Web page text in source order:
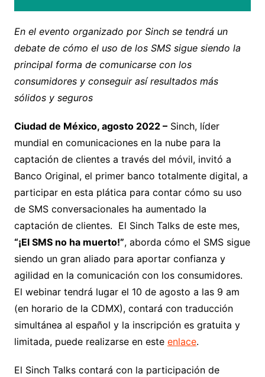
En el evento organizado por Sinch se tendrá un
debate de cómo el uso de los SMS sigue siendo la
principal forma de comunicarse con los
consumidores y conseguir así resultados más
sólidos y seguros
Ciudad de México, agosto 2022 –Sinch, líder
mundial en comunicaciones en la nube para la
captación de clientes a través del móvil, invitó a
Banco Original, el primer banco totalmente digital, a
participar en esta plática para contar cómo su uso
de SMS conversacionales ha aumentado la
captación de clientes. El Sinch Talks de este mes,
“¡El SMS no ha muerto!”, aborda cómo el SMS sigue
siendo un gran aliado para aportar confianza y
agilidad en la comunicación con los consumidores.
El webinar tendrá lugar el 10 de agosto a las 9 am
(en horario de la CDMX), contará con traducción
simultánea al español y la inscripción es gratuita y
limitada, puede realizarse en este enlace.
El Sinch Talks contará con la participación de